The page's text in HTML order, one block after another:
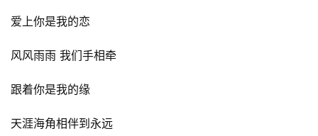
爱上你是我的恋
风风雨雨 我们手相牵
跟着你是我的缘
天涯海角相伴到永远